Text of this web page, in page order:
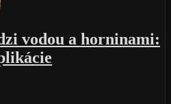
vodou a horninami: